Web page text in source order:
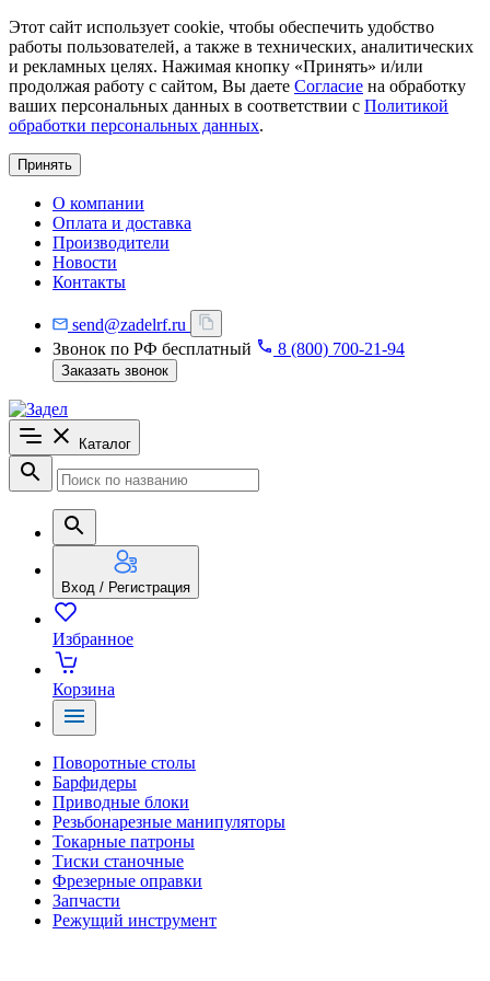
Этот сайт использует cookie, чтобы обеспечить удобство
работы пользователей, а также в технических, аналитических
и рекламных целях. Нажимая кнопку «Принять» и/или
продолжая работу с сайтом, Вы даете Согласие на обработку
ваших персональных данных в соответствии с Политикой
обработки персональных данных.
Принять
О компании
Оплата и доставка
Производители
Новости
Контакты
send@zadelrf.ru
Звонок по РФ бесплатный
8 (800) 700-21-94
Заказать звонок
Каталог
Вход / Регистрация
Избранное
Корзина
Поворотные столы
Барфидеры
Приводные блоки
Резьбонарезные манипуляторы
Токарные патроны
Тиски станочные
Фрезерные оправки
Запчасти
Режущий инструмент